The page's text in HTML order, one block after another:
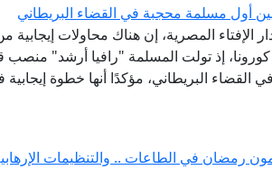
أول مسلمة محجبة في القضاء البريطاني
الإفتاء المصرية، إن هناك محاولات
إذ تولت المسلمة "رافيا أرشد"
القضاء البريطاني، مؤكدًا أنها خطوة
رمضان في الطاعات .. والتنظيمات